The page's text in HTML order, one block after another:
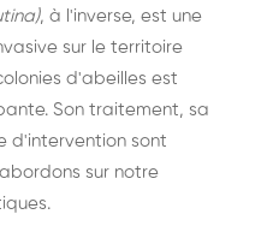
, à l'inverse, est une
sur le territoire
d'abeilles est
Son traitement, sa
d'intervention sont
sur notre
.